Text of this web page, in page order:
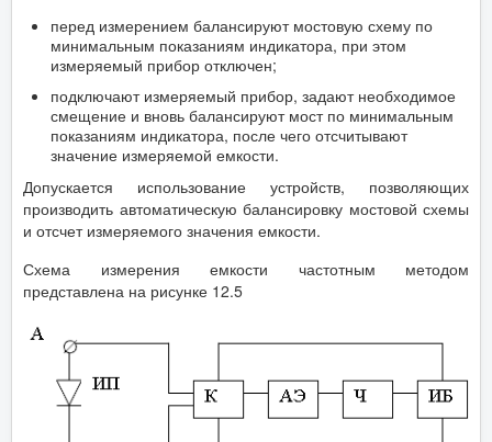
перед измерением балансируют мостовую схему по
минимальным показаниям индикатора, при этом
измеряемый прибор отключен;
подключают измеряемый прибор, задают необходимое
смещение и вновь балансируют мост по минимальным
показаниям индикатора, после чего отсчитывают
значение измеряемой емкости.
Допускается использование устройств, позволяющих
производить автоматическую балансировку мостовой схемы
и отсчет измеряемого значения емкости.
Схема измерения емкости частотным методом
представлена на рисунке 12.5